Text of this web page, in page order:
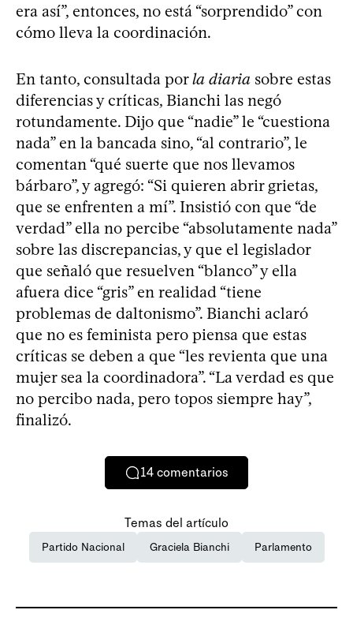
era así”, entonces, no está “sorprendido” con
cómo lleva la coordinación.
En tanto, consultada porla diaria sobre estas
diferencias y críticas, Bianchi las negó
rotundamente. Dijo que “nadie” le “cuestiona
nada” en la bancada sino, “al contrario”, le
comentan “qué suerte que nos llevamos
bárbaro”, y agregó: “Si quieren abrir grietas,
que se enfrenten a mí”. Insistió con que “de
verdad” ella no percibe “absolutamente nada”
sobre las discrepancias, y que el legislador
que señaló que resuelven “blanco” y ella
afuera dice “gris” en realidad “tiene
problemas de daltonismo”. Bianchi aclaró
que no es feminista pero piensa que estas
críticas se deben a que “les revienta que una
mujer sea la coordinadora”. “La verdad es que
no percibo nada, pero topos siempre hay”,
finalizó.
14 comentarios
Temas del artículo
Partido Nacional Graciela Bianchi Parlamento